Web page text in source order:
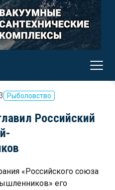
Рыболовство
Российский
«Российского союза
его